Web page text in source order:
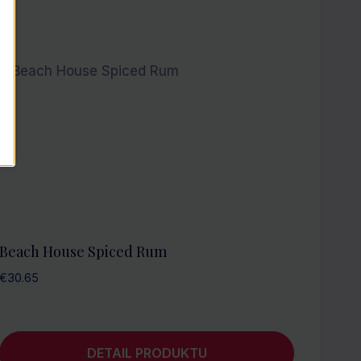
Beach House Spiced Rum
€30.65
DETAIL PRODUKTU